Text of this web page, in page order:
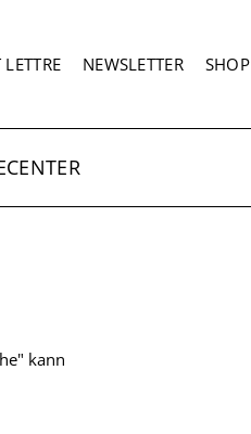
NEWSLETTER SHOP
kann